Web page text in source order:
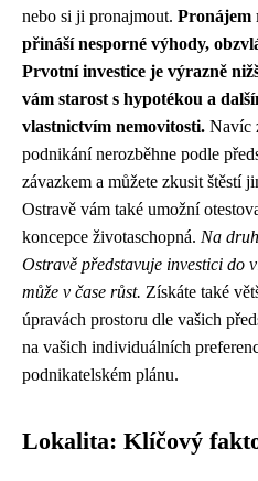
nebo si ji pronajmout. Pronájem
přináší nesporné výhody,
Prvotní investice je výrazně
vám starost s hypotékou a
vlastnictvím nemovitosti. Navíc
podnikání nerozběhne podle
závazkem a můžete zkusit štěstí
Ostravě vám také umožní
koncepce životaschopná. Na
Ostravě představuje investici do
může v čase růst. Získáte také
úpravách prostoru dle vašich
na vašich individuálních
podnikatelském plánu.
Lokalita: Klíčový